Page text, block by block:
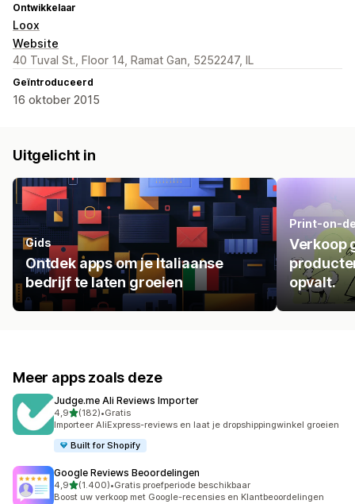
Ontwikkelaar
Loox
Website
40 Tuval St., Floor 14, Ramat Gan, 5252247, IL
Geïntroduceerd
16 oktober 2015
Uitgelicht in
Gids
Ontdek apps om je Italiaanse
bedrijf te laten groeien
Print-on-
Verkoop
opvalt.
Meer apps zoals deze
Judge.me Ali Reviews Importer
4,9van 5 sterren
(182)
182 recensies in totaal
•Gratis
Importeer AliExpress-reviews en laat je dropshippingwinkel groeien
Built for Shopify
Google Reviews Beoordelingen
4,9van 5 sterren
(1.400)
1400 recensies in totaal
•Gratis proefperiode beschikbaar
Boost uw verkoop met Google-recensies en Klantbeoordelingen